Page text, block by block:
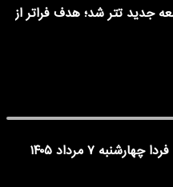
جدید تتر شد؛ هدف فراتر از
فوری | ادارات تهران فردا چهارشنبه ۷ مرداد ۱۴۰۵